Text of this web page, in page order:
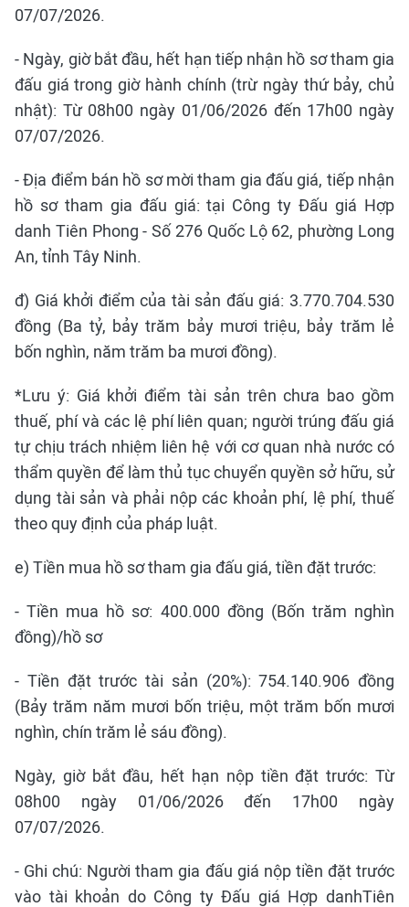
07/07/2026.
- Ngày, giờ bắt đầu, hết hạn tiếp nhận hồ sơ tham gia
đấu giá trong giờ hành chính (trừ ngày thứ bảy, chủ
nhật): Từ 08h00 ngày 01/06/2026 đến 17h00 ngày
07/07/2026.
- Địa điểm bán hồ sơ mời tham gia đấu giá, tiếp nhận
hồ sơ tham gia đấu giá: tại Công ty Đấu giá Hợp
danh Tiên Phong - Số 276 Quốc Lộ 62, phường Long
An, tỉnh Tây Ninh.
đ) Giá khởi điểm của tài sản đấu giá: 3.770.704.530
đồng (Ba tỷ, bảy trăm bảy mươi triệu, bảy trăm lẻ
bốn nghìn, năm trăm ba mươi đồng).
*Lưu ý: Giá khởi điểm tài sản trên chưa bao gồm
thuế, phí và các lệ phí liên quan; người trúng đấu giá
tự chịu trách nhiệm liên hệ với cơ quan nhà nước có
thẩm quyền để làm thủ tục chuyển quyền sở hữu, sử
dụng tài sản và phải nộp các khoản phí, lệ phí, thuế
theo quy định của pháp luật.
e) Tiền mua hồ sơ tham gia đấu giá, tiền đặt trước:
- Tiền mua hồ sơ: 400.000 đồng (Bốn trăm nghìn
đồng)/hồ sơ
- Tiền đặt trước tài sản (20%): 754.140.906 đồng
(Bảy trăm năm mươi bốn triệu, một trăm bốn mươi
nghìn, chín trăm lẻ sáu đồng).
Ngày, giờ bắt đầu, hết hạn nộp tiền đặt trước: Từ
08h00 ngày 01/06/2026 đến 17h00 ngày
07/07/2026.
- Ghi chú: Người tham gia đấu giá nộp tiền đặt trước
vào tài khoản do Công ty Đấu giá Hợp danhTiên